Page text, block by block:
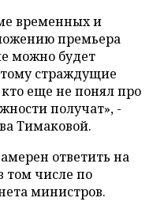
временных и
премьера
можно будет
страждущие
еще не понял про
получат», -
Тимаковой.
ответить на
том числе по
министров.